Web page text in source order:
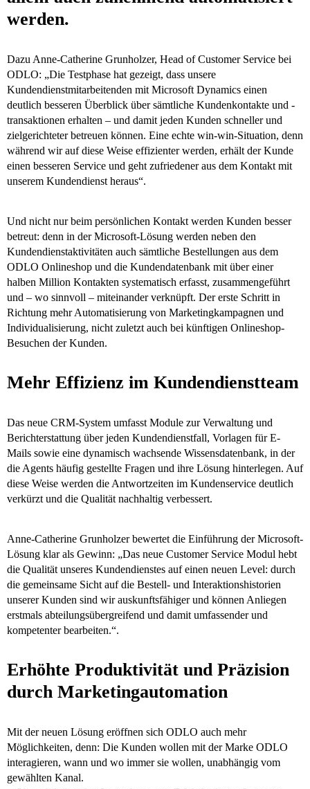
werden.
Dazu Anne-Catherine Grunholzer, Head of Customer Service bei
ODLO: „Die Testphase hat gezeigt, dass unsere
Kundendienstmitarbeitenden mit Microsoft Dynamics einen
deutlich besseren Überblick über sämtliche Kundenkontakte und -
transaktionen erhalten – und damit jeden Kunden schneller und
zielgerichteter betreuen können. Eine echte win-win-Situation, denn
während wir auf diese Weise effizienter werden, erhält der Kunde
einen besseren Service und geht zufriedener aus dem Kontakt mit
unserem Kundendienst heraus“.
Und nicht nur beim persönlichen Kontakt werden Kunden besser
betreut: denn in der Microsoft-Lösung werden neben den
Kundendienstaktivitäten auch sämtliche Bestellungen aus dem
ODLO Onlineshop und die Kundendatenbank mit über einer
halben Million Kontakten systematisch erfasst, zusammengeführt
und – wo sinnvoll – miteinander verknüpft. Der erste Schritt in
Richtung mehr Automatisierung von Marketingkampagnen und
Individualisierung, nicht zuletzt auch bei künftigen Onlineshop-
Besuchen der Kunden.
Mehr Effizienz im Kundendienstteam
Das neue CRM-System umfasst Module zur Verwaltung und
Berichterstattung über jeden Kundendienstfall, Vorlagen für E-
Mails sowie eine dynamisch wachsende Wissensdatenbank, in der
die Agents häufig gestellte Fragen und ihre Lösung hinterlegen. Auf
diese Weise werden die Antwortzeiten im Kundenservice deutlich
verkürzt und die Qualität nachhaltig verbessert.
Anne-Catherine Grunholzer bewertet die Einführung der Microsoft-
Lösung klar als Gewinn: „Das neue Customer Service Modul hebt
die Qualität unseres Kundendienstes auf einen neuen Level: durch
die gemeinsame Sicht auf die Bestell- und Interaktionshistorien
unserer Kunden sind wir auskunftsfähiger und können Anliegen
erstmals abteilungsübergreifend und damit umfassender und
kompetenter bearbeiten.“.
Erhöhte Produktivität und Präzision
durch Marketingautomation
Mit der neuen Lösung eröffnen sich ODLO auch mehr
Möglichkeiten, denn: Die Kunden wollen mit der Marke ODLO
interagieren, wann und wo immer sie wollen, unabhängig vom
gewählten Kanal.